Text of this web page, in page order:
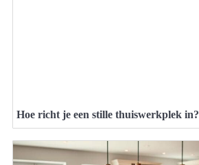
Hoe richt je een stille thuiswerkplek in?